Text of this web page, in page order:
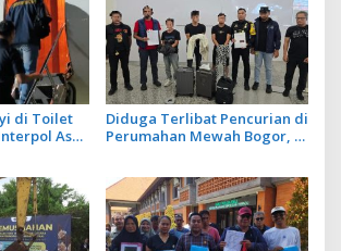
di Toilet
Asal
Diduga Terlibat Pencurian di
Perumahan Mewah Bogor, 3